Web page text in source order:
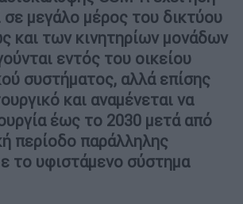
σε μεγάλο μέρος του δικτύου
των κινητηρίων μονάδων
εντός του οικείου
συστήματος, αλλά επίσης
και αναμένεται να
έως το 2030 μετά από
περίοδο παράλληλης
το υφιστάμενο σύστημα